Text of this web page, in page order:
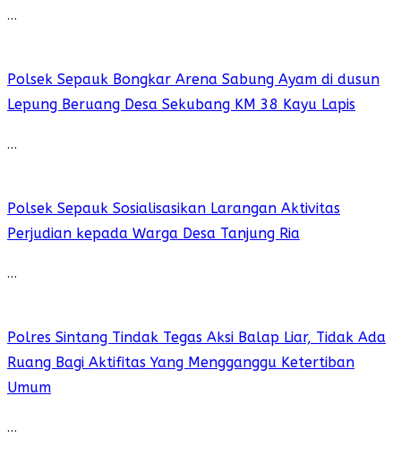
…
Polsek Sepauk Bongkar Arena Sabung Ayam di dusun
Lepung Beruang Desa Sekubang KM 38 Kayu Lapis
…
Polsek Sepauk Sosialisasikan Larangan Aktivitas
Perjudian kepada Warga Desa Tanjung Ria
…
Polres Sintang Tindak Tegas Aksi Balap Liar, Tidak Ada
Ruang Bagi Aktifitas Yang Mengganggu Ketertiban
Umum
…